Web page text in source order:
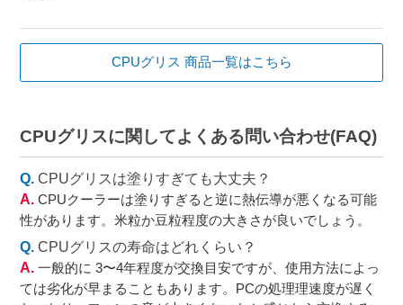
CPUグリス 商品一覧はこちら
CPUグリスに関してよくある問い合わせ(FAQ)
CPUグリスは塗りすぎても大丈夫？
CPUクーラーは塗りすぎると逆に熱伝導が悪くなる可能
性があります。米粒か豆粒程度の大きさが良いでしょう。
CPUグリスの寿命はどれくらい？
一般的に 3〜4年程度が交換目安ですが、使用方法によっ
ては劣化が早まることもあります。PCの処理理速度が遅く